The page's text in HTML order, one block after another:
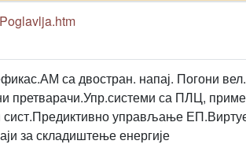
са двостран. напај. Погони
претварачи.Упр.системи са ПЛЦ,
сист.Предиктивно управљање
за складиштење енергије